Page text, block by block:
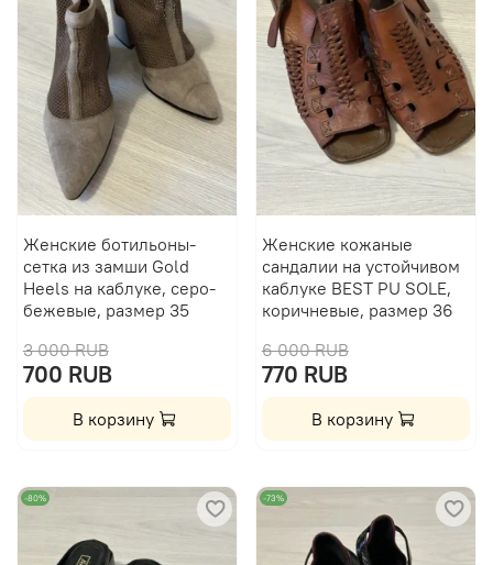
Женские ботильоны-
сетка из замши Gold
Heels на каблуке, серо-
бежевые, размер 35
3 000 RUB
700 RUB
В корзину
Женские кожаные
сандалии на устойчивом
каблуке BEST PU SOLE,
коричневые, размер 36
6 000 RUB
770 RUB
В корзину
-80% -73%